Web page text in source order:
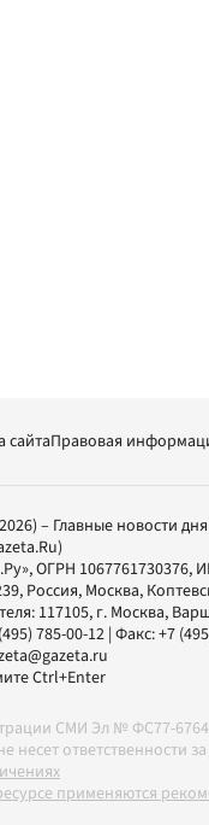
сайтаПравовая
– Главные новости дня
, ОГРН 1067761730376,
Россия, Москва,
117105, г. Москва,
785-00-12| Факс:+7
Ctrl+Enter
СМИ Эл № ФС77-
несет
применяются